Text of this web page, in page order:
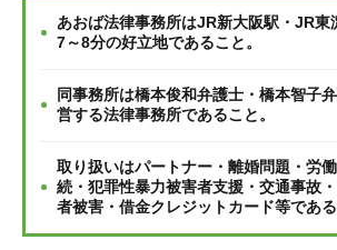
あおば法律事務所はJR新大阪駅・JR東
7～8分の好立地であること。
同事務所は橋本俊和弁護士・橋本智子
営する法律事務所であること。
取り扱いはパートナー・離婚問題・労
続・犯罪性暴力被害者支援・交通事故
者被害・借金クレジットカード等である